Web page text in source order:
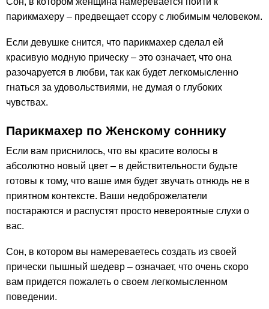
парикмахеру – предвещает ссору с любимым человеком.
Если девушке снится, что парикмахер сделал ей
красивую модную прическу – это означает, что она
разочаруется в любви, так как будет легкомысленно
гнаться за удовольствиями, не думая о глубоких
чувствах.
Парикмахер по Женскому соннику
Если вам приснилось, что вы красите волосы в
абсолютно новый цвет – в действительности будьте
готовы к тому, что ваше имя будет звучать отнюдь не в
приятном контексте. Ваши недоброжелатели
постараются и распустят просто невероятные слухи о
вас.
Сон, в котором вы намереваетесь создать из своей
прически пышный шедевр – означает, что очень скоро
вам придется пожалеть о своем легкомысленном
поведении.